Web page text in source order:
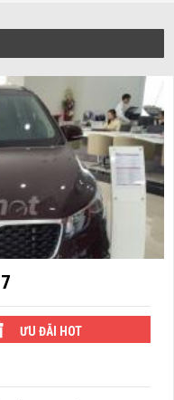
ƯU ĐÃI HOT